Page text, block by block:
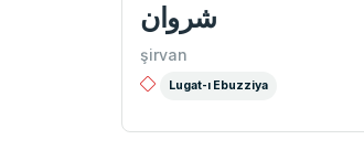
شروان
şirvan
Lugat-ı Ebuzziya